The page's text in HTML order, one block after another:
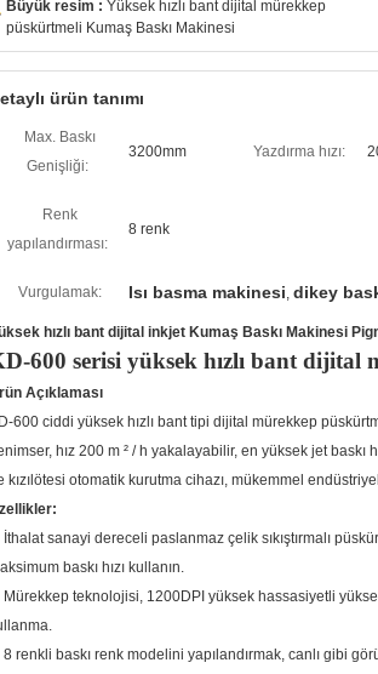
Büyük resim : Yüksek hızlı bant dijital mürekkep
püskürtmeli Kumaş Baskı Makinesi
ürün tanımı
Max. Baskı
Genişliği:
3200mm Yazdırma hızı:
Renk
yapılandırması:
8 renk
Vurgulamak: Isı basma makinesi, dikey
hızlı bant dijital inkjet Kumaş Baskı Makinesi
600 serisi yüksek hızlı bant dijital
Açıklaması
600 ciddi yüksek hızlı bant tipi dijital mürekkep
hız 200 m ² / h yakalayabilir, en yüksek jet
kızılötesi otomatik kurutma cihazı, mükemmel
İthalat sanayi dereceli paslanmaz çelik sıkıştırmalı
baskı hızı kullanın.
Mürekkep teknolojisi, 1200DPI yüksek hassasiyetli
8 renkli baskı renk modelini yapılandırmak, canlı gibi